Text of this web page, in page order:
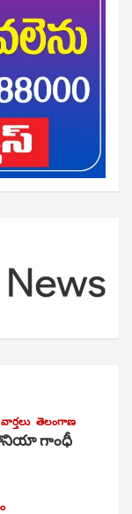
తెలంగాణ
గాంధీ